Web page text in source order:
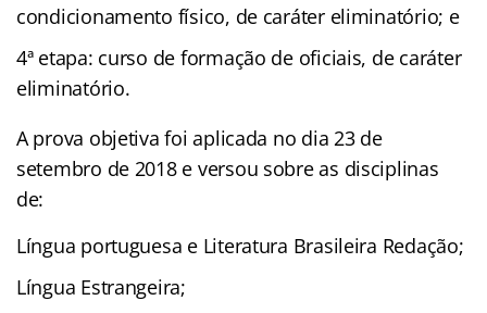
condicionamento físico, de caráter eliminatório; e
4ª etapa: curso de formação de oficiais, de caráter
eliminatório.
A prova objetiva foi aplicada no dia 23 de
setembro de 2018 e versou sobre as disciplinas
de:
Língua portuguesa e Literatura Brasileira Redação;
Língua Estrangeira;